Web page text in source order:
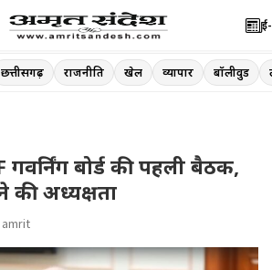
छत्तीसगढ़ राजनीति खेल व्यापार बॉलीवुड
गवर्निंग बोर्ड की पहली बैठक,
की अध्यक्षता
amrit